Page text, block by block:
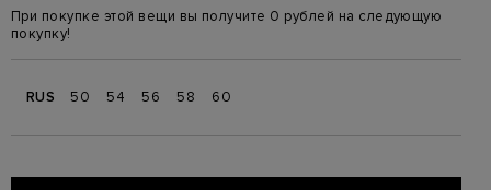
При покупке этой вещи вы получите 0 рублей на следующую
покупку!
RUS 50 54 56 58 60